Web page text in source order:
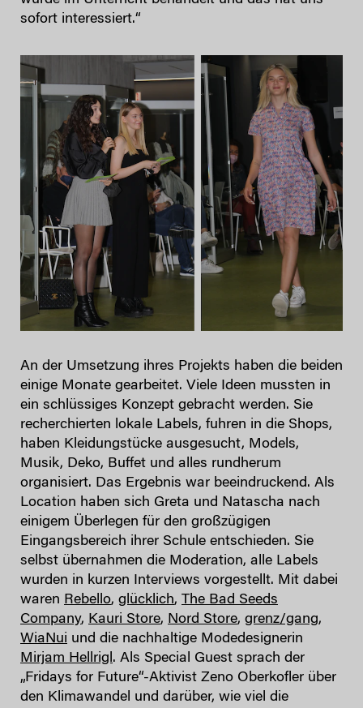
sofort interessiert.“
An der Umsetzung ihres Projekts haben die beiden
einige Monate gearbeitet. Viele Ideen mussten in
ein schlüssiges Konzept gebracht werden. Sie
recherchierten lokale Labels, fuhren in die Shops,
haben Kleidungstücke ausgesucht, Models,
Musik, Deko, Buffet und alles rundherum
organisiert. Das Ergebnis war beeindruckend. Als
Location haben sich Greta und Natascha nach
einigem Überlegen für den großzügigen
Eingangsbereich ihrer Schule entschieden. Sie
selbst übernahmen die Moderation, alle Labels
wurden in kurzen Interviews vorgestellt. Mit dabei
waren Rebello, glücklich, The Bad Seeds
Company, Kauri Store, Nord Store, grenz/gang,
WiaNui und die nachhaltige Modedesignerin
Mirjam Hellrigl. Als Special Guest sprach der
„Fridays for Future“-Aktivist Zeno Oberkofler über
den Klimawandel und darüber, wie viel die